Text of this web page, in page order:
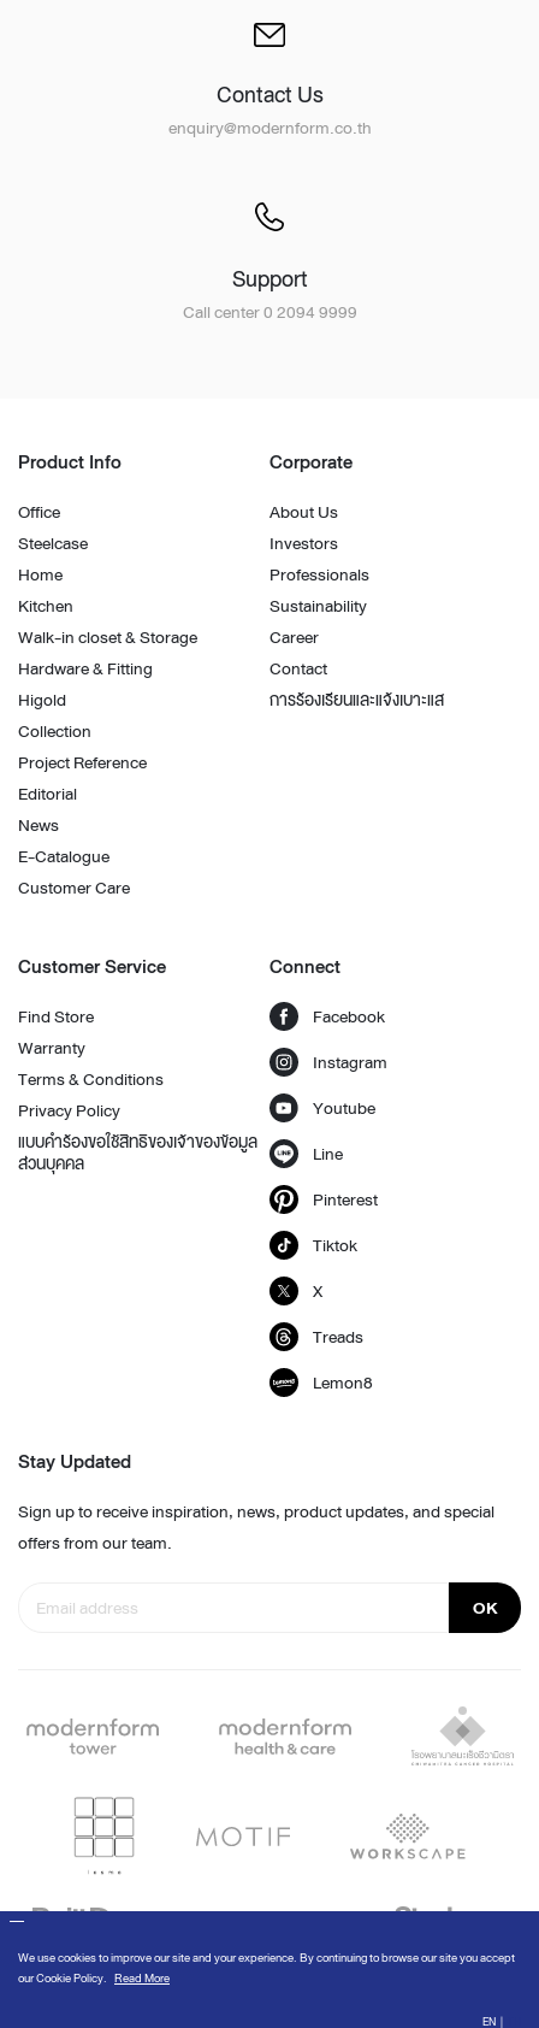
Contact Us
enquiry@modernform.co.th
Support
Call center 0 2094 9999
Product Info
Office
Steelcase
Home
Kitchen
Walk-in closet & Storage
Hardware & Fitting
Higold
Collection
Project Reference
Editorial
News
E-Catalogue
Customer Care
Corporate
About Us
Investors
Professionals
Sustainability
Career
Contact
การร้องเรียนและแจ้งเบาะแส
Customer Service
Find Store
Warranty
Terms & Conditions
Privacy Policy
แบบคำร้องขอใช้สิทธิของเจ้าของข้อมูล
ส่วนบุคคล
Connect
Facebook
Instagram
Youtube
Line
Pinterest
Tiktok
X
Treads
Lemon8
Stay Updated
Sign up to receive inspiration, news, product updates, and special
offers from our team.
OK